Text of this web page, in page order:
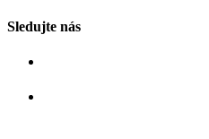
Sledujte nás